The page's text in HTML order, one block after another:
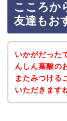
こころか
友達もお
いかがだった
んしん葉酸の
またみつける
いただきます